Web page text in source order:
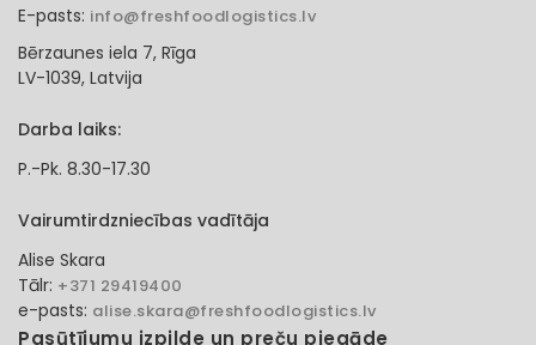
E-pasts: info@freshfoodlogistics.lv
Bērzaunes iela 7, Rīga
LV-1039, Latvija
Darba laiks:
P.-Pk. 8.30-17.30
Vairumtirdzniecības vadītāja
Alise Skara
Tālr: +371 29419400
e-pasts: alise.skara@freshfoodlogistics.lv
Pasūtījumu izpilde un preču piegāde